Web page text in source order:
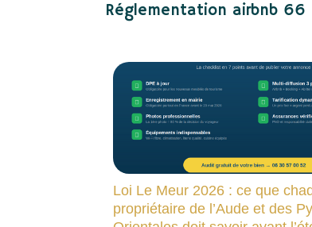
Réglementation airbnb 66
Loi Le Meur 2026 : ce que
propriétaire de l’Aude et des